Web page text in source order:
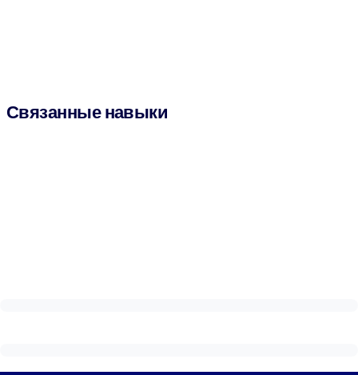
Связанные навыки